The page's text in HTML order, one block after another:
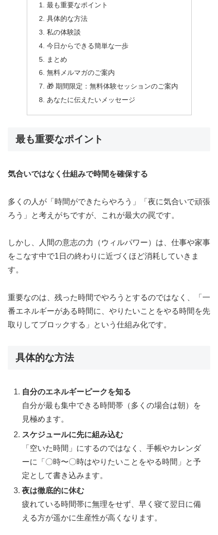
最も重要なポイント
具体的な方法
私の体験談
今日からできる簡単な一歩
まとめ
無料メルマガのご案内
🎁 期間限定：無料体験セッションのご案内
あなたに伝えたいメッセージ
最も重要なポイント
気合いではなく仕組みで時間を確保する
多くの人が「時間ができたらやろう」「夜に気合いで頑張
ろう」と考えがちですが、これが最大の罠です。
しかし、人間の意志の力（ウィルパワー）は、仕事や家事
をこなす中で1日の終わりに近づくほど消耗していきま
す。
重要なのは、残った時間でやろうとするのではなく、「一
番エネルギーがある時間に、やりたいことをやる時間を先
取りしてブロックする」という仕組み化です。
具体的な方法
自分のエネルギーピークを知る
自分が最も集中できる時間帯（多くの場合は朝）を
見極めます。
スケジュールに先に組み込む
「空いた時間」にするのではなく、手帳やカレンダ
ーに「〇時〜〇時はやりたいことをやる時間」と予
定として書き込みます。
夜は徹底的に休む
疲れている時間帯に無理をせず、早く寝て翌日に備
える方が遥かに生産性が高くなります。